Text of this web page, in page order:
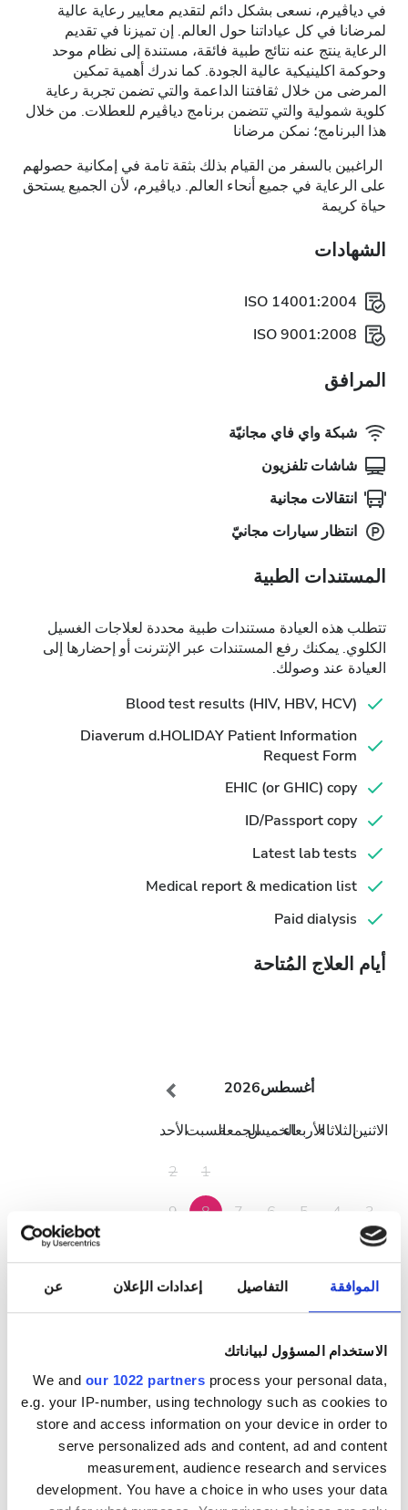
الموافقة التفاصيل إعدادات الإعلان عن
الاستخدام المسؤول لبياناتك
We and our 1022 partners process your personal data,
e.g. your IP-number, using technology such as cookies to
store and access information on your device in order to
serve personalized ads and content, ad and content
measurement, audience research and services
development. You have a choice in who uses your data
في دياڤيرم، نسعى بشكل دائم لتقديم معايير رعاية عالية
لمرضانا في كل عياداتنا حول العالم. إن تميزنا في تقديم
الرعاية ينتج عنه نتائج طبية فائقة، مستندة إلى نظام موحد
وحوكمة اكلينيكية عالية الجودة. كما ندرك أهمية تمكين
المرضى من خلال ثقافتنا الداعمة والتي تضمن تجربة رعاية
كلوية شمولية والتي تتضمن برنامج دياڤيرم للعطلات. من خلال
هذا البرنامج؛ نمكن مرضانا
الراغبين بالسفر من القيام بذلك بثقة تامة في إمكانية حصولهم
على الرعاية في جميع أنحاء العالم. دياڤيرم، لأن الجميع يستحق
حياة كريمة
الشهادات
ISO 14001:2004
ISO 9001:2008
المرافق
شبكة واي فاي مجانيّة
شاشات تلفزيون
انتقالات مجانية
انتظار سيارات مجانيّ
المستندات الطبية
تتطلب هذه العيادة مستندات طبية محددة لعلاجات الغسيل
الكلوي. يمكنك رفع المستندات عبر الإنترنت أو إحضارها إلى
العيادة عند وصولك.
Blood test results (HIV, HBV, HCV)
Diaverum d.HOLIDAY Patient Information
Request Form
EHIC (or GHIC) copy
ID/Passport copy
Latest lab tests
Medical report & medication list
Paid dialysis
أيام العلاج المُتاحة
أغسطس2026
الاثنينالثلاثاءالأربعاءالخميسالجمعةالسبتالأحد
1
2
3
4
5
6
7
8
9
10
17
18
20
21
22
23
31
ساعات العمل
الاثنين 07:00 - 18:10